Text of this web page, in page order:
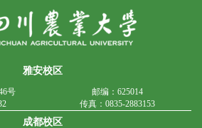
雅安校区
号
邮编：625014
传真：0835-2883153
成都校区